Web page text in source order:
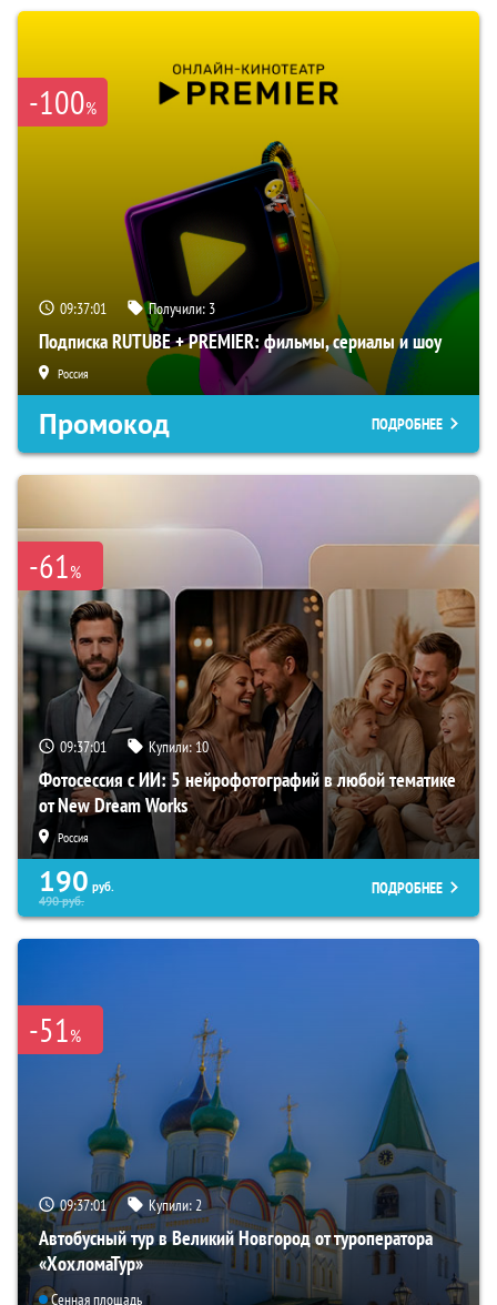
-100%
09:37:00 Получили: 3
Подписка RUTUBE + PREMIER: фильмы, сериалы и шоу
Россия
Промокод ПОДРОБНЕЕ
-61%
09:37:00 Купили:10
Фотосессия с ИИ: 5 нейрофотографий в любой тематике
от New Dream Works
Россия
190 руб.
490руб.
ПОДРОБНЕЕ
-51%
09:37:00 Купили:2
Автобусный тур в Великий Новгород от туроператора
«ХохломаТур»
Сенная площадь